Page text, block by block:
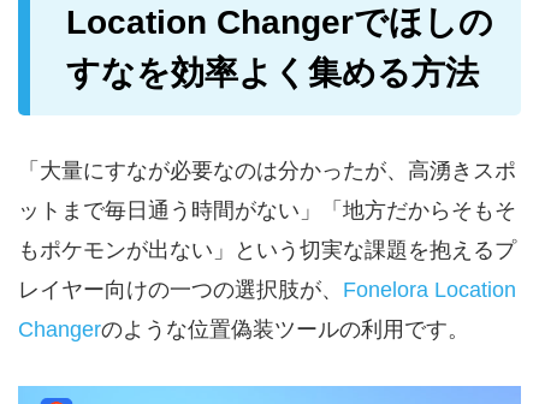
Location Changerでほしの
すなを効率よく集める方法
「大量にすなが必要なのは分かったが、高湧きスポ
ットまで毎日通う時間がない」「地方だからそもそ
もポケモンが出ない」という切実な課題を抱えるプ
レイヤー向けの一つの選択肢が、 Fonelora Location
Changerのような位置偽装ツールの利用です。